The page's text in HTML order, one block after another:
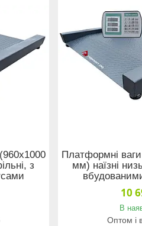
з
Платформні
мм) наїзні
10
В
Оптом і